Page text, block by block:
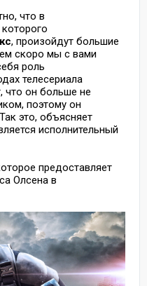
что в
, произойдут большие
скоро мы с вами
роль
телесериала
что он больше не
поэтому он
это, объясняет
исполнительный
предоставляет
Олсена в